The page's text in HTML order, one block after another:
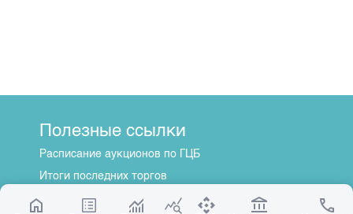
Полезные ссылки
Расписание аукционов по ГЦБ
Итоги последних торгов
Котировки по ЦБ